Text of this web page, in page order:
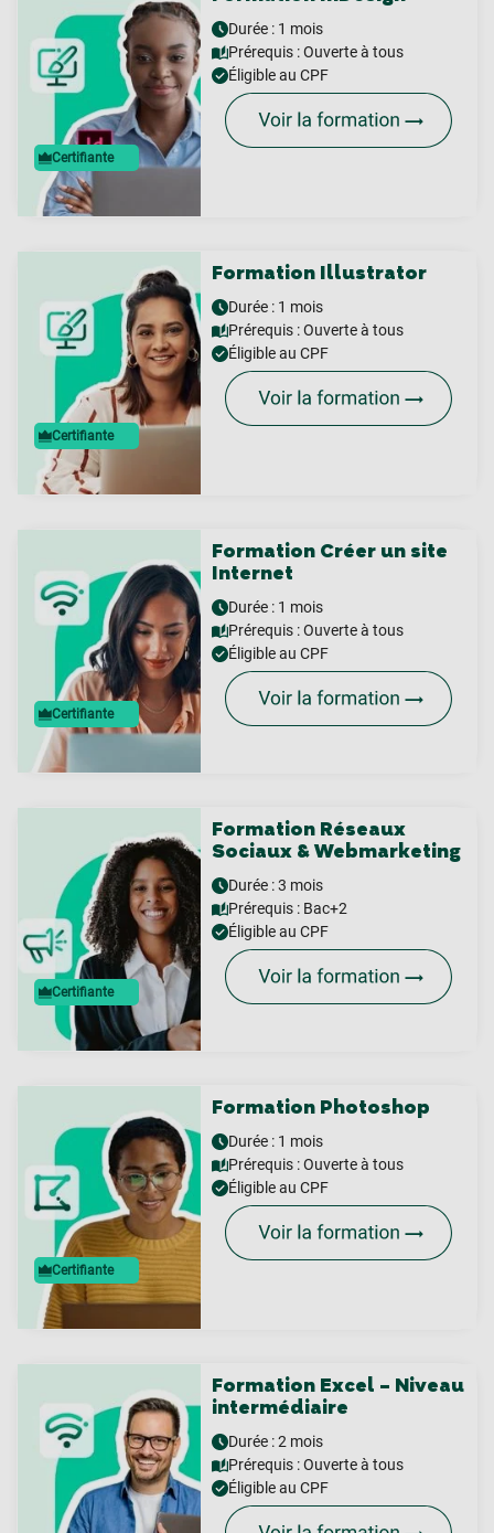
Certifiante
Durée : 1 mois
Prérequis :Ouverte à tous
Éligible au CPF
Certifiante
Formation Illustrator
Durée : 1 mois
Prérequis :Ouverte à tous
Éligible au CPF
Certifiante
Formation Créer un site
Internet
Durée : 1 mois
Prérequis :Ouverte à tous
Éligible au CPF
Certifiante
Formation Réseaux
Sociaux & Webmarketing
Durée : 3 mois
Prérequis : Bac+2
Éligible au CPF
Certifiante
Formation Photoshop
Durée : 1 mois
Prérequis :Ouverte à tous
Éligible au CPF
Formation Excel – Niveau
intermédiaire
Durée : 2 mois
Prérequis :Ouverte à tous
Éligible au CPF